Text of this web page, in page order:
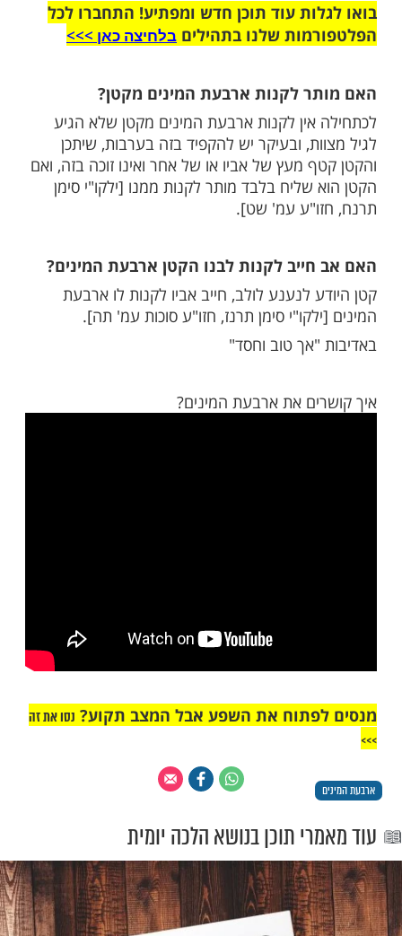
האם חייב לקנות ארבעת המינים לילד קטן?
עוד תוכן חדש ומפתיע! התחברו לכל
שלנו בתהיליםבלחיצה כאן >>>​
לקנות ארבעת המינים מקטן?
לקנות ארבעת המינים מקטן שלא הגיע
ובעיקר יש להקפיד בזה בערבות, שיתכן
מעץ של אביו או של אחר ואינו זוכה בזה, ואם
עמ' שט].